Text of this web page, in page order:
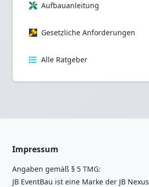
Aufbauanleitung
Gesetzliche Anforderungen
Alle Ratgeber
Impressum
Angaben gemäß § 5 TMG:
JB EventBau ist eine Marke der JB Nexus